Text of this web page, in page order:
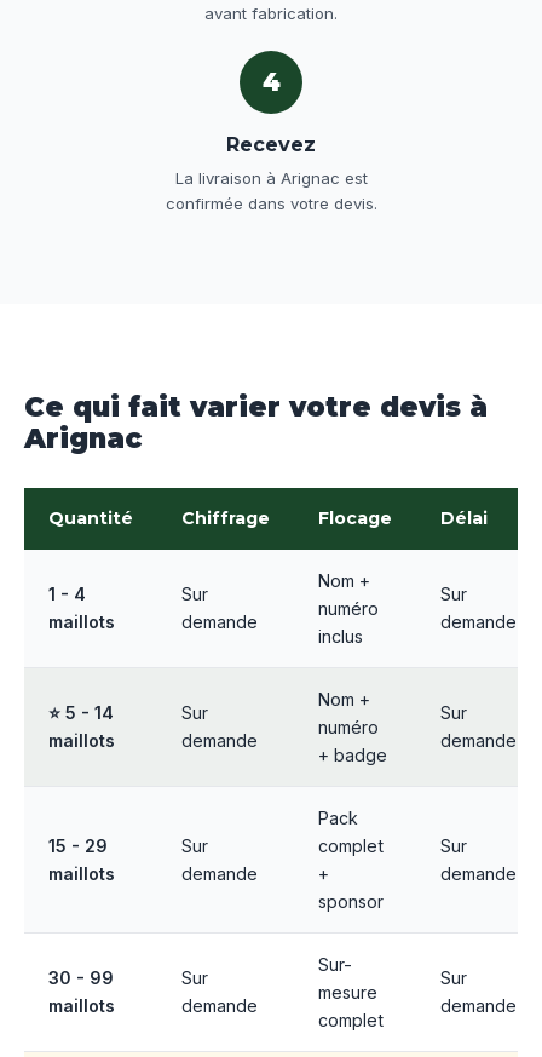
avant fabrication.
4
Recevez
La livraison à Arignac est
confirmée dans votre devis.
Ce qui fait varier votre devis à
Arignac
Quantité Chiffrage Flocage Délai
1 - 4
maillots
Sur
demande
Nom +
numéro
inclus
Sur
demande
⭐ 5 - 14
maillots
Sur
demande
Nom +
numéro
+ badge
Sur
demande
15 - 29
maillots
Sur
demande
Pack
complet
+
sponsor
Sur
demande
30 - 99
maillots
Sur
demande
Sur-
mesure
complet
Sur
demande